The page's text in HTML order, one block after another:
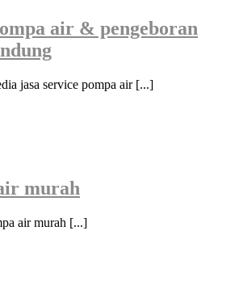
air & pengeboran
jasa service pompa air [...]
murah
air murah [...]